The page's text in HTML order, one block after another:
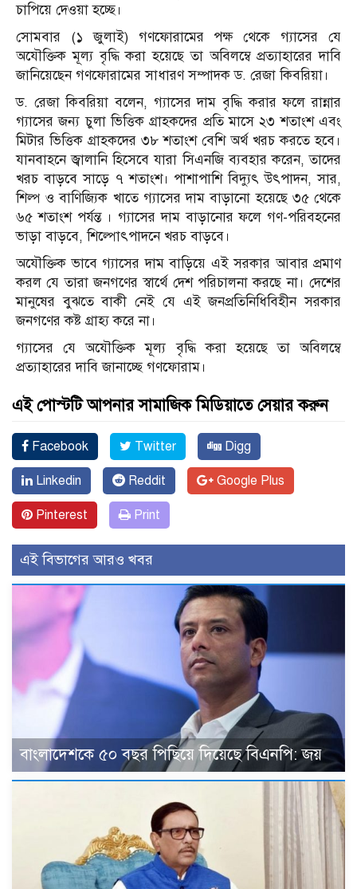
চাপিয়ে দেওয়া হচ্ছে।
সোমবার (১ জুলাই) গণফোরামের পক্ষ থেকে গ্যাসের যে
অযৌক্তিক মূল্য বৃদ্ধি করা হয়েছে তা অবিলম্বে প্রত্যাহারের দাবি
জানিয়েছেন গণফোরামের সাধারণ সম্পাদক ড. রেজা কিবরিয়া।
ড. রেজা কিবরিয়া বলেন, গ্যাসের দাম বৃদ্ধি করার ফলে রান্নার
গ্যাসের জন্য চুলা ভিত্তিক গ্রাহকদের প্রতি মাসে ২৩ শতাংশ এবং
মিটার ভিত্তিক গ্রাহকদের ৩৮ শতাংশ বেশি অর্থ খরচ করতে হবে।
যানবাহনে জ্বালানি হিসেবে যারা সিএনজি ব্যবহার করেন, তাদের
খরচ বাড়বে সাড়ে ৭ শতাংশ। পাশাপাশি বিদ্যুৎ উৎপাদন, সার,
শিল্প ও বাণিজ্যিক খাতে গ্যাসের দাম বাড়ানো হয়েছে ৩৫ থেকে
৬৫ শতাংশ পর্যন্ত । গ্যাসের দাম বাড়ানোর ফলে গণ-পরিবহনের
ভাড়া বাড়বে, শিল্পোৎপাদনে খরচ বাড়বে।
অযৌক্তিক ভাবে গ্যাসের দাম বাড়িয়ে এই সরকার আবার প্রমাণ
করল যে তারা জনগণের স্বার্থে দেশ পরিচালনা করছে না। দেশের
মানুষের বুঝতে বাকী নেই যে এই জনপ্রতিনিধিবিহীন সরকার
জনগণের কষ্ট গ্রাহ্য করে না।
গ্যাসের যে অযৌক্তিক মূল্য বৃদ্ধি করা হয়েছে তা অবিলম্বে
প্রত্যাহারের দাবি জানাচ্ছে গণফোরাম।
এই পোস্টটি আপনার সামাজিক মিডিয়াতে সেয়ার করুন
Facebook Twitter Digg
Linkedin Reddit Google Plus
Pinterest Print
এই বিভাগের আরও খবর
বাংলাদেশকে ৫০ বছর পিছিয়ে দিয়েছে বিএনপি: জয়